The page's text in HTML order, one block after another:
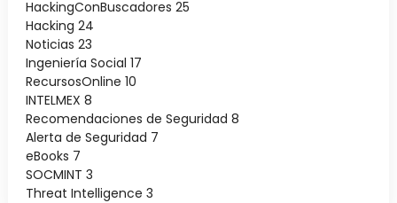
HackingConBuscadores 25
Hacking 24
Noticias 23
Ingeniería Social 17
RecursosOnline 10
INTELMEX 8
Recomendaciones de Seguridad 8
Alerta de Seguridad 7
eBooks 7
SOCMINT 3
Threat Intelligence 3